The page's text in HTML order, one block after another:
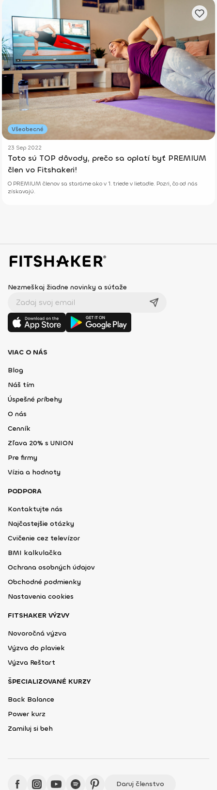
Všeobecné
23 Sep 2022
Toto sú TOP dôvody, prečo sa oplatí byť PREMIUM
člen vo Fitshakeri!
O PREMIUM členov sa staráme ako v 1. triede v lietadle. Pozri, čo od nás
získavajú.
Nezmeškaj žiadne novinky a súťaže
VIAC O NÁS
Blog
Náš tím
Úspešné príbehy
O nás
Cenník
Zľava 20% s UNION
Pre firmy
Vízia a hodnoty
PODPORA
Kontaktujte nás
Najčastejšie otázky
Cvičenie cez televízor
BMI kalkulačka
Ochrana osobných údajov
Obchodné podmienky
Nastavenia cookies
FITSHAKER VÝZVY
Novoročná výzva
Výzva do plaviek
Výzva Reštart
ŠPECIALIZOVANÉ KURZY
Back Balance
Power kurz
Zamiluj si beh
Daruj členstvo